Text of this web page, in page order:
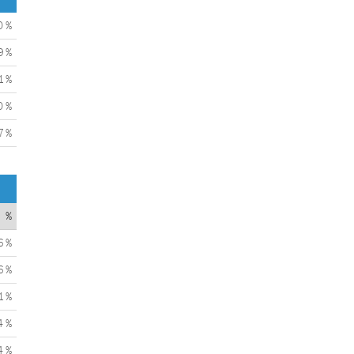
%
%
%
%
%
%
%
%
%
%
%